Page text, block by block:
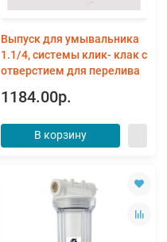
Выпуск для умывальника
1.1/4, системы клик- клак с
отверстием для перелива
1184.00р.
В корзину